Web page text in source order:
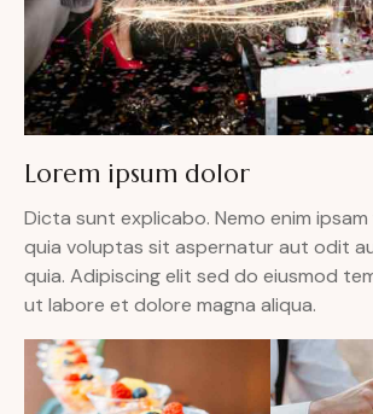
Lorem ipsum dolor
Dicta sunt explicabo. Nemo enim
quia voluptas sit aspernatur aut odit
quia. Adipiscing elit sed do eiusmod
ut labore et dolore magna aliqua.